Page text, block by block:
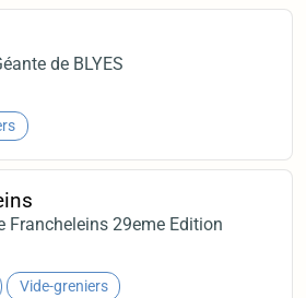
de BLYES
Francheleins 29eme Edition
Vide-greniers